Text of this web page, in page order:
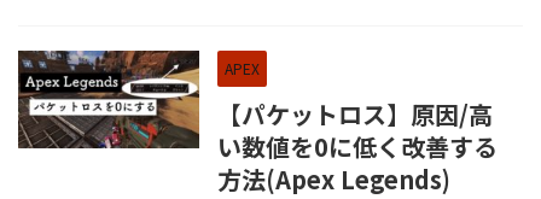
APEX
【パケットロス】原因/高
い数値を0に低く改善する
方法(Apex Legends)